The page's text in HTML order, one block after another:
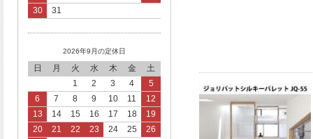
30
31
2026年9月の定休日
日 月 火 水 木 金
土
1
2 3 4
5
6
7 8 9 10 11
12
13
14 15 16 17 18
19
20
21 22 23 24 25
26